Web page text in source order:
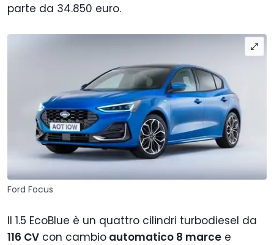
parte da 34.850 euro.
Ford Focus
Il 1.5 EcoBlue è un quattro cilindri turbodiesel da
116 CV con cambio automatico 8 marce e